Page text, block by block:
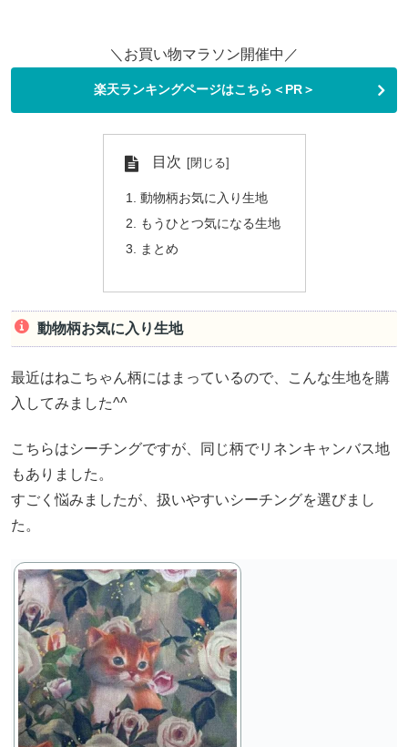
＼お買い物マラソン開催中／
楽天ランキングページはこちら＜PR＞
目次
動物柄お気に入り生地
もうひとつ気になる生地
まとめ
動物柄お気に入り生地
最近はねこちゃん柄にはまっているので、こんな生地を購
入してみました^^
こちらはシーチングですが、同じ柄でリネンキャンバス地
もありました。
すごく悩みましたが、扱いやすいシーチングを選びまし
た。